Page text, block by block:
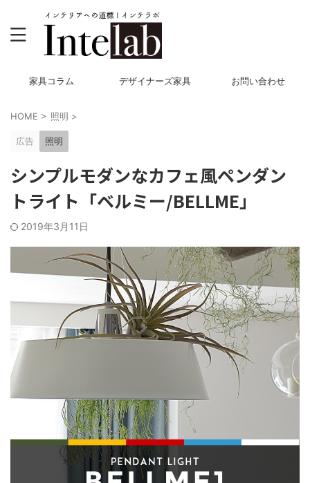
家具コラム デザイナーズ家具 お問い合わせ
HOME > 照明 >
広告 照明
シンプルモダンなカフェ風ペンダン
トライト「ベルミー/BELLME」
2019年3月11日